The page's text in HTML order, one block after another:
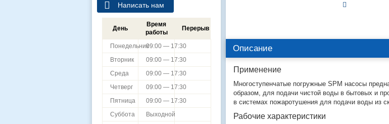
Описание
Применение
Многоступенчатые погружные SPM насосы
образом, для подачи чистой воды в бытовых и
в системах пожаротушения для подачи воды из
Рабочие характеристики
Написать нам
День
Время
работы
Перерыв
Понедельник09:00 — 17:30
Вторник
09:00 — 17:30
Среда
09:00 — 17:30
Четверг
09:00 — 17:30
Пятница
09:00 — 17:30
Суббота
Выходной